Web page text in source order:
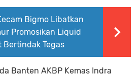
Bigmo Libatkan
Promosikan Liquid
Bertindak Tegas
Banten AKBP Kemas Indra